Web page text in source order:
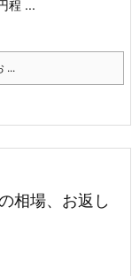
程 ...
...
相場、お返し